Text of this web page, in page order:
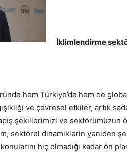
İklimlendirme
hem Türkiye’de hem de
ve çevresel etkiler, artık
şekillerimizi ve
sektörel dinamiklerin yeniden
hiç olmadığı kadar ön